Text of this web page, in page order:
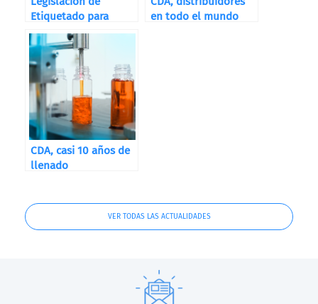
Etiquetado para
Destilerías, Bodegas
y Cervecerías
en todo el mundo
CDA, casi 10 años de
llenado
VER TODAS LAS ACTUALIDADES